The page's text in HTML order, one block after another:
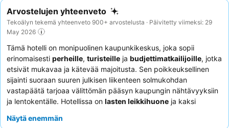
Arvostelujen yhteenveto
Tekoälyn tekemä yhteenveto 900+ arvostelusta · Päivitetty viimeksi: 29
May 2026
Tämä hotelli on monipuolinen kaupunkikeskus, joka sopii
erinomaisesti perheille, turisteille ja budjettimatkailijoille, jotka
etsivät mukavaa ja kätevää majoitusta. Sen poikkeuksellinen
sijainti suoraan suuren julkisen liikenteen solmukohdan
vastapäätä tarjoaa välittömän pääsyn kaupungin nähtävyyksiin
ja lentokentälle. Hotellissa on lasten leikkihuone ja kaksi
rentoutumisen että perheen tarpeita. Asiakkaat kehuvat
Näytä enemmän